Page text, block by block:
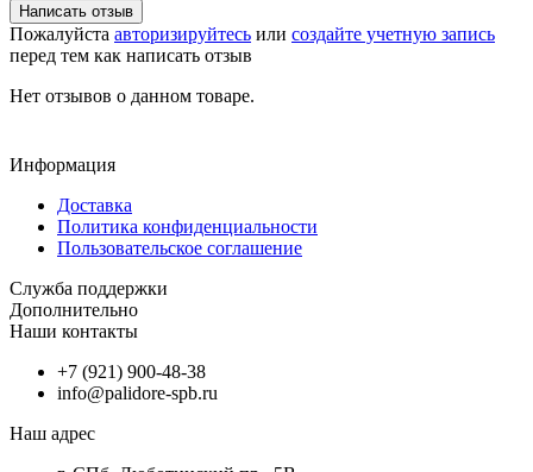
Написать отзыв
Пожалуйста авторизируйтесь или создайте учетную запись
перед тем как написать отзыв
Нет отзывов о данном товаре.
Информация
Доставка
Политика конфиденциальности
Пользовательское соглашение
Служба поддержки
Дополнительно
Наши контакты
+7 (921) 900-48-38
info@palidore-spb.ru
Наш адрес